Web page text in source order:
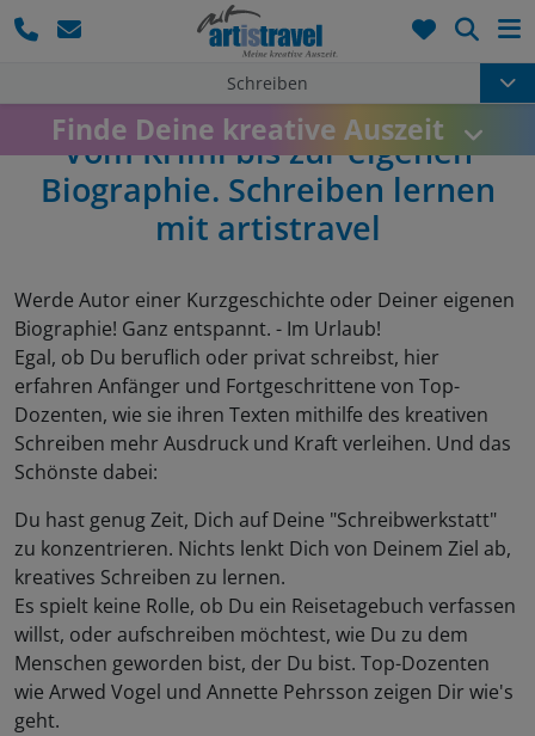
Schreiben
Finde Deine kreative Auszeit
Vom Krimi bis zur eigenen
Biographie. Schreiben lernen
mit artistravel
Werde Autor einer Kurzgeschichte oder Deiner eigenen
Biographie! Ganz entspannt. - Im Urlaub!
Egal, ob Du beruflich oder privat schreibst, hier
erfahren Anfänger und Fortgeschrittene von Top-
Dozenten, wie sie ihren Texten mithilfe des kreativen
Schreiben mehr Ausdruck und Kraft verleihen. Und das
Schönste dabei:
Du hast genug Zeit, Dich auf Deine "Schreibwerkstatt"
zu konzentrieren. Nichts lenkt Dich von Deinem Ziel ab,
kreatives Schreiben zu lernen.
Es spielt keine Rolle, ob Du ein Reisetagebuch verfassen
willst, oder aufschreiben möchtest, wie Du zu dem
Menschen geworden bist, der Du bist. Top-Dozenten
wie Arwed Vogel und Annette Pehrsson zeigen Dir wie's
geht.